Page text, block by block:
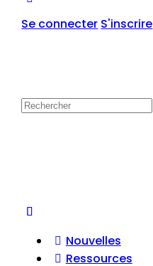
Se connecter S'inscrire
Nouvelles
Ressources